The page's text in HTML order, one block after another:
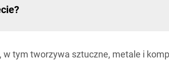
tym tworzywa sztuczne, metale i